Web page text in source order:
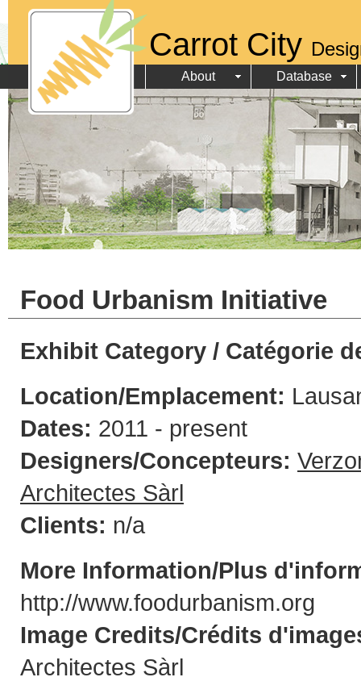
Carrot City
About Database
Food Urbanism Initiative
Exhibit Category / Catégorie
Location/Emplacement:
Dates: 2011 - present
Designers/Concepteurs:
Architectes Sàrl
Clients: n/a
More Information/Plus
http://www.foodurbanism.org
Image Credits/Crédits
Architectes Sàrl